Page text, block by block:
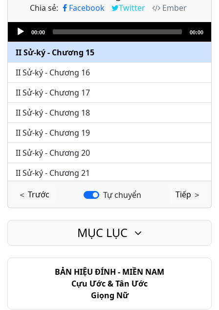
Chia sẻ: Facebook Twitter
Ember
Audio
Player
00:00 00:00
II Sử-ký - Chương 13
II Sử-ký - Chương 14
II Sử-ký - Chương 15
II Sử-ký - Chương 16
II Sử-ký - Chương 17
II Sử-ký - Chương 18
II Sử-ký - Chương 19
II Sử-ký - Chương 20
II Sử-ký - Chương 21
II Sử-ký - Chương 22
II Sử-ký - Chương 24
II Sử-ký - Chương 26
＜ Trước Tự chuyển Tiếp ＞
BẢN HIỆU ĐÍNH - MIỀN NAM
Cựu Ước & Tân Ước
Giọng Nữ
MỤC LỤC